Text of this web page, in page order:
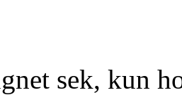
sek, kun